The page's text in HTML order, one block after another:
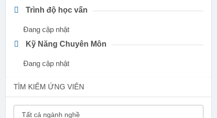
Trình độ học vấn
Đang cập nhật
Kỹ Năng Chuyên Môn
Đang cập nhật
TÌM KIẾM ỨNG VIÊN